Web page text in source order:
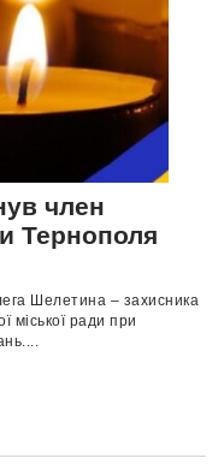
член
Тернополя
Шелетина – захисника
міської ради при